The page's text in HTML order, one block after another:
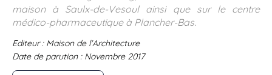
maison à Saulx-de-Vesoul ainsi que sur le centre
médico-pharmaceutique à Plancher-Bas.
Editeur : Maison de l'Architecture
Date de parution : Novembre 2017